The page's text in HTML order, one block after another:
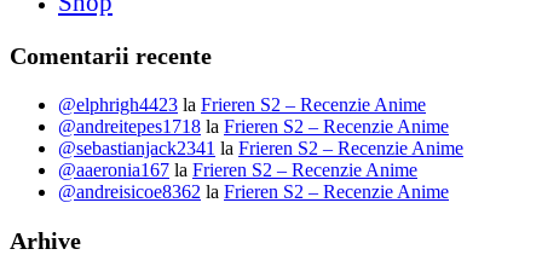
Comentarii recente
@elphrigh4423 la Frieren S2 – Recenzie Anime
@andreitepes1718 la Frieren S2 – Recenzie Anime
@sebastianjack2341 la Frieren S2 – Recenzie Anime
@aaeronia167 la Frieren S2 – Recenzie Anime
@andreisicoe8362 la Frieren S2 – Recenzie Anime
Arhive